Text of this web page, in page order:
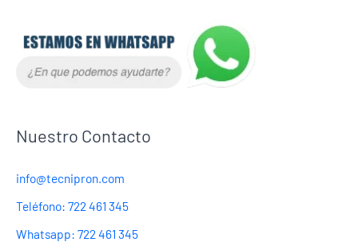
Nuestro Contacto
info@tecnipron.com
Teléfono: 722 461 345
Whatsapp: 722 461 345